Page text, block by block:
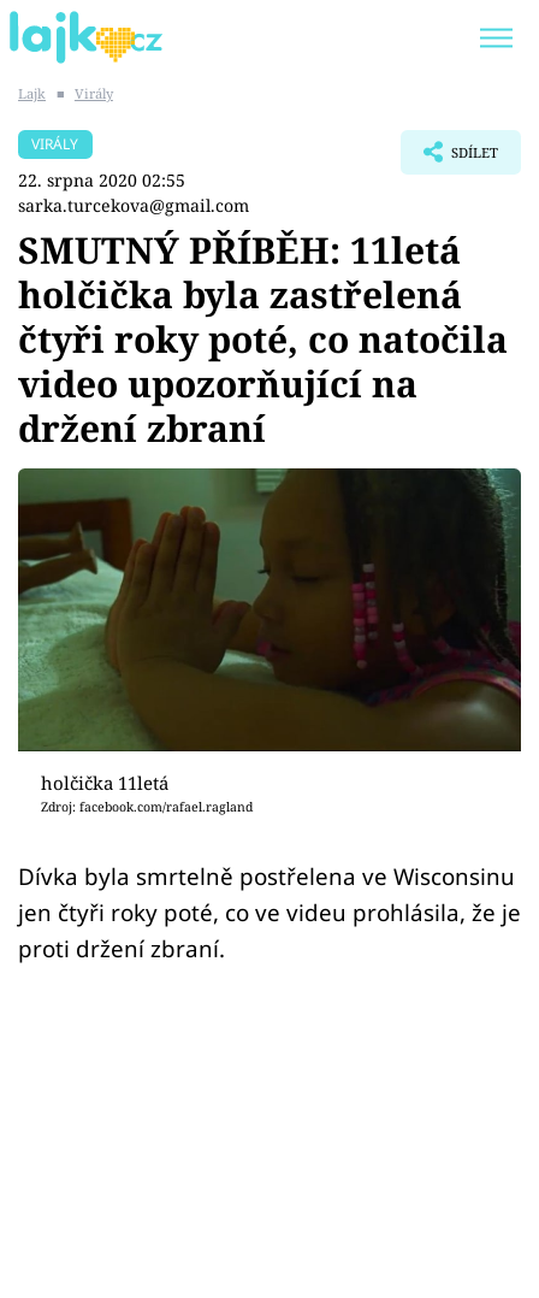
SHOPAHOLICADEL
Témata
Showbyznys
Youtubeři
Sex a vztahy
Videa
Sledujte prima+
Přihlášení
Lajk ■ Virály
VIRÁLY
22. srpna 2020 02:55
sarka.turcekova@gmail.com
SDÍLET
SMUTNÝ PŘÍBĚH: 11letá
holčička byla zastřelená
čtyři roky poté, co natočila
video upozorňující na
držení zbraní
holčička 11letá
Zdroj: facebook.com/rafael.ragland
Dívka byla smrtelně postřelena ve Wisconsinu
jen čtyři roky poté, co ve videu prohlásila, že je
proti držení zbraní.